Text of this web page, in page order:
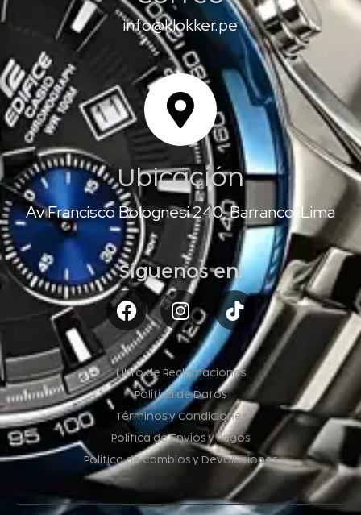
info@klokker.pe
Ubicación
Av Francisco Bolognesi 240, Barranco, Lima
Síguenos en:
Libro de Reclamaciones
Política de Datos
Términos y Condiciones
Política de Envíos y Pagos
Política de Cambios y Devoluciones